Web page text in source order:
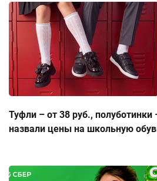
Туфли – от 38 руб., полуботинки
назвали цены на школьную